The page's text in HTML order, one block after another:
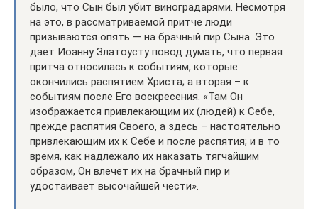
было, что Сын был убит виноградарями. Несмотря
на это, в рассматриваемой притче люди
призываются опять — на брачный пир Сына. Это
дает Иоанну Златоусту повод думать, что первая
притча относилась к событиям, которые
окончились распятием Христа; а вторая – к
событиям после Его воскресения. «Там Он
изображается привлекающим их (людей) к Себе,
прежде распятия Своего, а здесь – настоятельно
привлекающим их к Себе и после распятия; и в то
время, как надлежало их наказать тягчайшим
образом, Он влечет их на брачный пир и
удостаивает высочайшей чести».